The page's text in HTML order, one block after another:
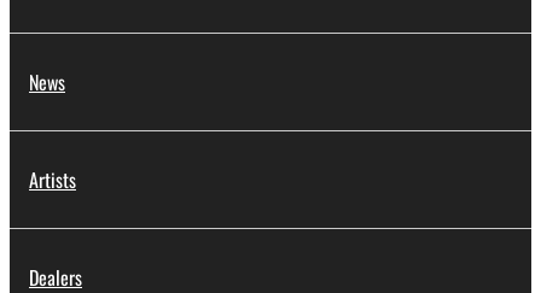
News
Artists
Dealers